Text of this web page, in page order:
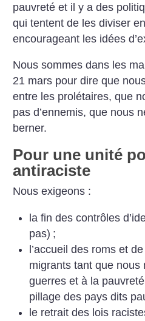
pauvreté et il y a des
qui tentent de les diviser
encourageant les idées
Nous sommes dans les
21 mars pour dire que
entre les prolétaires, que
pas d’ennemis, que nous
berner.
Pour une unité
antiraciste
Nous exigeons :
la fin des contrôles
pas) ;
l’accueil des roms et
migrants tant que nous
guerres et à la
pillage des pays dits
le retrait des lois